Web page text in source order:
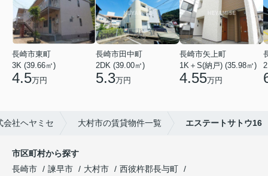
長崎市東町
3K (39.66㎡)
4.5万円
長崎市田中町
2DK (39.00㎡)
5.3万円
長崎市矢上町
1K＋S(納戸) (35.98㎡)
4.55万円
会社ヘヤミセ 大村市の賃貸物件一覧 エステートサトウ16
市区町村から探す
長崎市
諫早市 大村市
西彼杵郡長与町